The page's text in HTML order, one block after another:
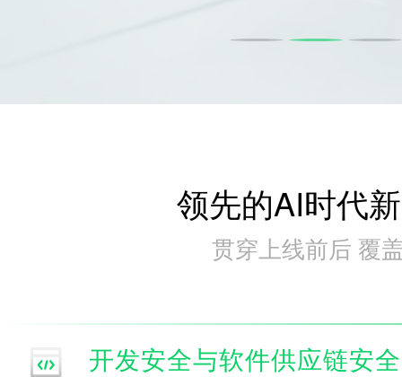
领先的AI时代
贯穿上线前后 覆
开发安全与软件供应链安全